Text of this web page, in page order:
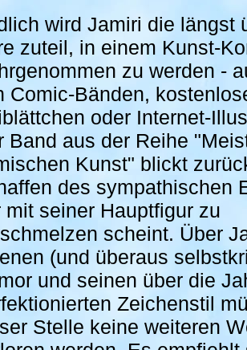
wird Jamiri die längst
zuteil, in einem Kunst-
zu werden -
Comic-Bänden,
oder Internet-
Band aus der Reihe
Kunst" blickt
des sympathischen
mit seiner Hauptfigur zu
scheint. Über
(und überaus
und seinen über die
Zeichenstil
Stelle keine weiteren